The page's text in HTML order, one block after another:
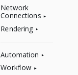
Network
Connections
Rendering
Automation
Workflow